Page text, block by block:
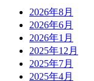
2026年8月
2026年6月
2026年1月
2025年12月
2025年7月
2025年4月